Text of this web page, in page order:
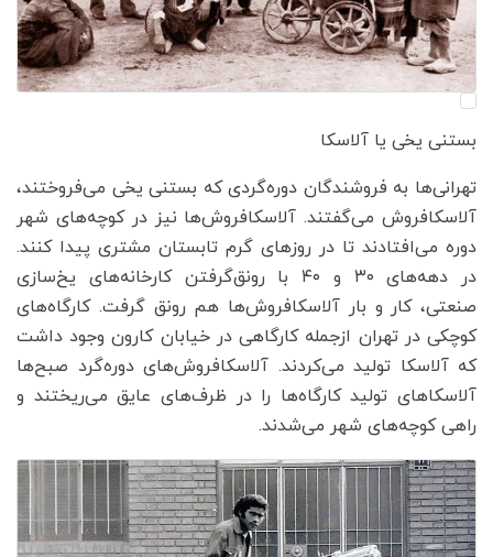
بستنی یخی یا آلاسکا
تهرانی‌ها به فروشندگان دوره‌گردی که بستنی یخی می‌فروختند،
آلاسکافروش می‌گفتند. آلاسکافروش‌ها نیز در کوچه‌های شهر
دوره می‌افتادند تا در روزهای گرم تابستان مشتری پیدا کنند.
در دهه‌های ۳۰ و ۴۰ با رونق‌گرفتن کارخانه‌های یخ‌سازی
صنعتی، کار و بار آلاسکافروش‌ها هم رونق گرفت. کارگاه‌های
کوچکی در تهران ازجمله کارگاهی در خیابان کارون وجود داشت‌
که آلاسکا تولید می‌کردند. آلاسکافروش‌های دوره‌گرد صبح‌ها
آلاسکاهای تولید کارگاه‌ها را در ظرف‌های عایق می‌ریختند و
راهی کوچه‌های شهر می‌شدند.